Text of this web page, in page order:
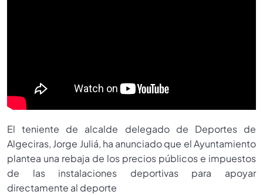
El teniente de alcalde delegado de Deportes de
Algeciras, Jorge Juliá, ha anunciado que el Ayuntamiento
plantea una rebaja de los precios públicos e impuestos
de las instalaciones deportivas para apoyar
directamente al deporte